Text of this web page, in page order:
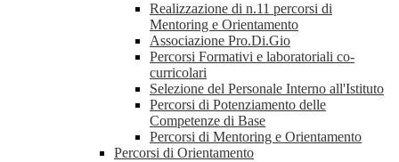
Realizzazione di n.11 percorsi di
Mentoring e Orientamento
Associazione Pro.Di.Gio
Percorsi Formativi e laboratoriali co-
curricolari
Selezione del Personale Interno all'Istituto
Percorsi di Potenziamento delle
Competenze di Base
Percorsi di Mentoring e Orientamento
Percorsi di Orientamento